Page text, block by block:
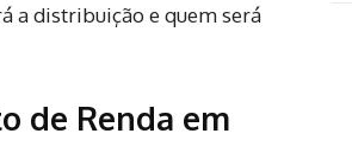
a distribuição e quem será
de Renda em